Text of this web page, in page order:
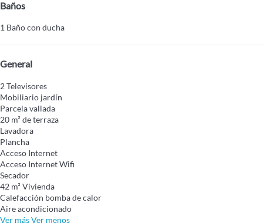
Baños
1 Baño con ducha
General
2 Televisores
Mobiliario jardín
Parcela vallada
20 m² de terraza
Lavadora
Plancha
Acceso Internet
Acceso InternetWifi
Secador
42 m² Vivienda
Calefacción bomba de calor
Aire acondicionado
Ver másVer menos